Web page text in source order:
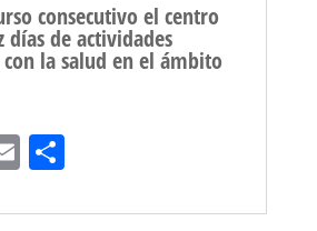
consecutivo el centro
días de actividades
la salud en el ámbito
E Sh